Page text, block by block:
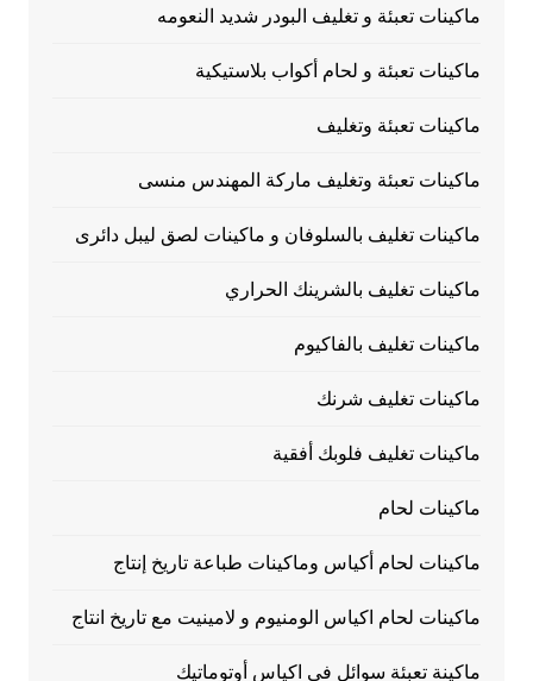
ماكينات تعبئة و تغليف البودر شديد النعومه
ماكينات تعبئة و لحام أكواب بلاستيكية
ماكينات تعبئة وتغليف
ماكينات تعبئة وتغليف ماركة المهندس منسى
ماكينات تغليف بالسلوفان و ماكينات لصق ليبل دائرى
ماكينات تغليف بالشرينك الحراري
ماكينات تغليف بالفاكيوم
ماكينات تغليف شرنك
ماكينات تغليف فلوبك أفقية
ماكينات لحام
ماكينات لحام أكياس وماكينات طباعة تاريخ إنتاج
ماكينات لحام اكياس الومنيوم و لامينيت مع تاريخ انتاج
ماكينة تعبئة سوائل فى اكياس أوتوماتيك